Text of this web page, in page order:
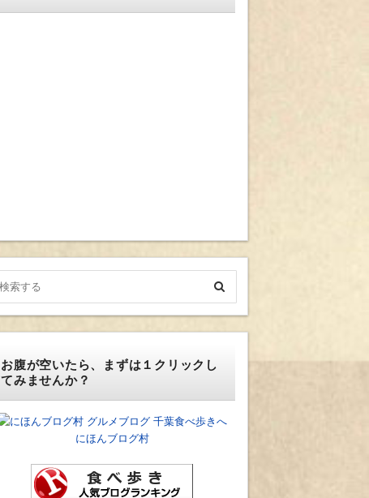
お腹が空いたら、まずは１クリックし
てみませんか？
にほんブログ村